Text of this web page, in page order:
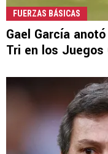
FUERZAS BÁSICAS
Gael García
Tri en los Juegos